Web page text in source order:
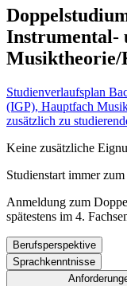
Instrumental-
Musiktheorie/
Studienverlaufsplan
(IGP), Hauptfach
zusätzlich zu
Keine zusätzliche
Studienstart immer
Anmeldung zum
spätestens im 4.
Berufsperspektive
Aus dem Studiengang
Sprachkenntnisse